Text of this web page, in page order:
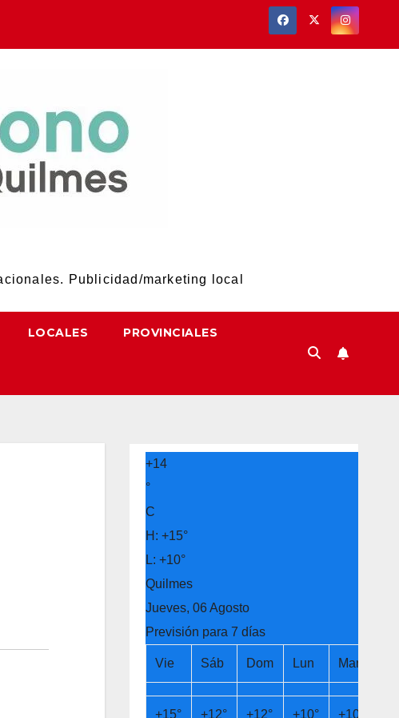
Publicidad/marketing local
LOCALES PROVINCIALES
+14
°
C
H: +15°
L: +10°
Quilmes
Jueves, 06 Agosto
Previsión para 7 días
Vie Sáb Dom Lun Mar
+15° +12° +12° +10° +10°